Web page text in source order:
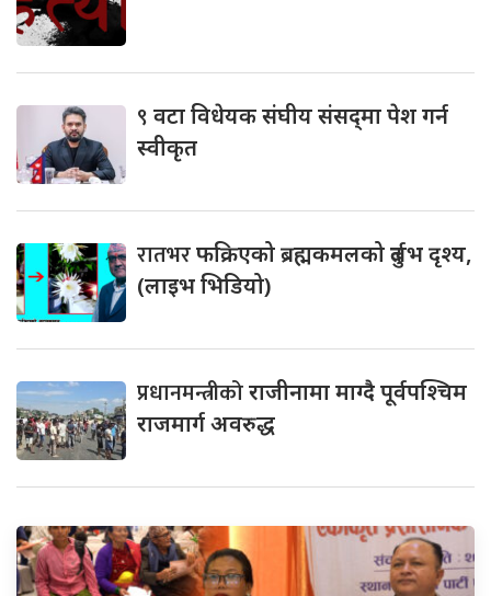
९ वटा विधेयक संघीय संसद्‌मा पेश गर्न
स्वीकृत
रातभरफक्रिएको ब्रह्मकमलको दुर्लभ दृश्य,
(लाइभ भिडियो)
प्रधानमन्त्रीकोराजीनामा माग्दै पूर्वपश्चिम
राजमार्ग अवरुद्ध